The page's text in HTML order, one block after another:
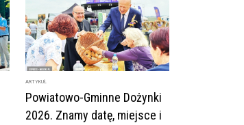
ARTYKUŁ
Powiatowo-Gminne Dożynki
2026. Znamy datę, miejsce i